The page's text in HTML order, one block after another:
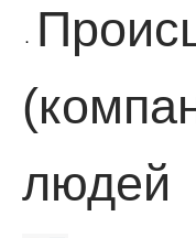
·
людей